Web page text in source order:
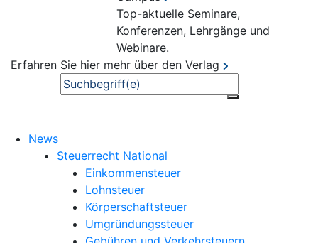
Top-aktuelle Seminare,
Konferenzen, Lehrgänge und
Webinare.
Erfahren Sie hier mehr über den Verlag
Suche
News
Steuerrecht National
Einkommensteuer
Lohnsteuer
Körperschaftsteuer
Umgründungssteuer